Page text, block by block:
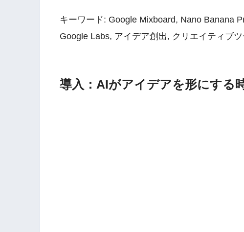
キーワード: Google Mixboard, Nano Banana
Google Labs, アイデア創出, クリエイティブ
導入：AIがアイデアを形にする